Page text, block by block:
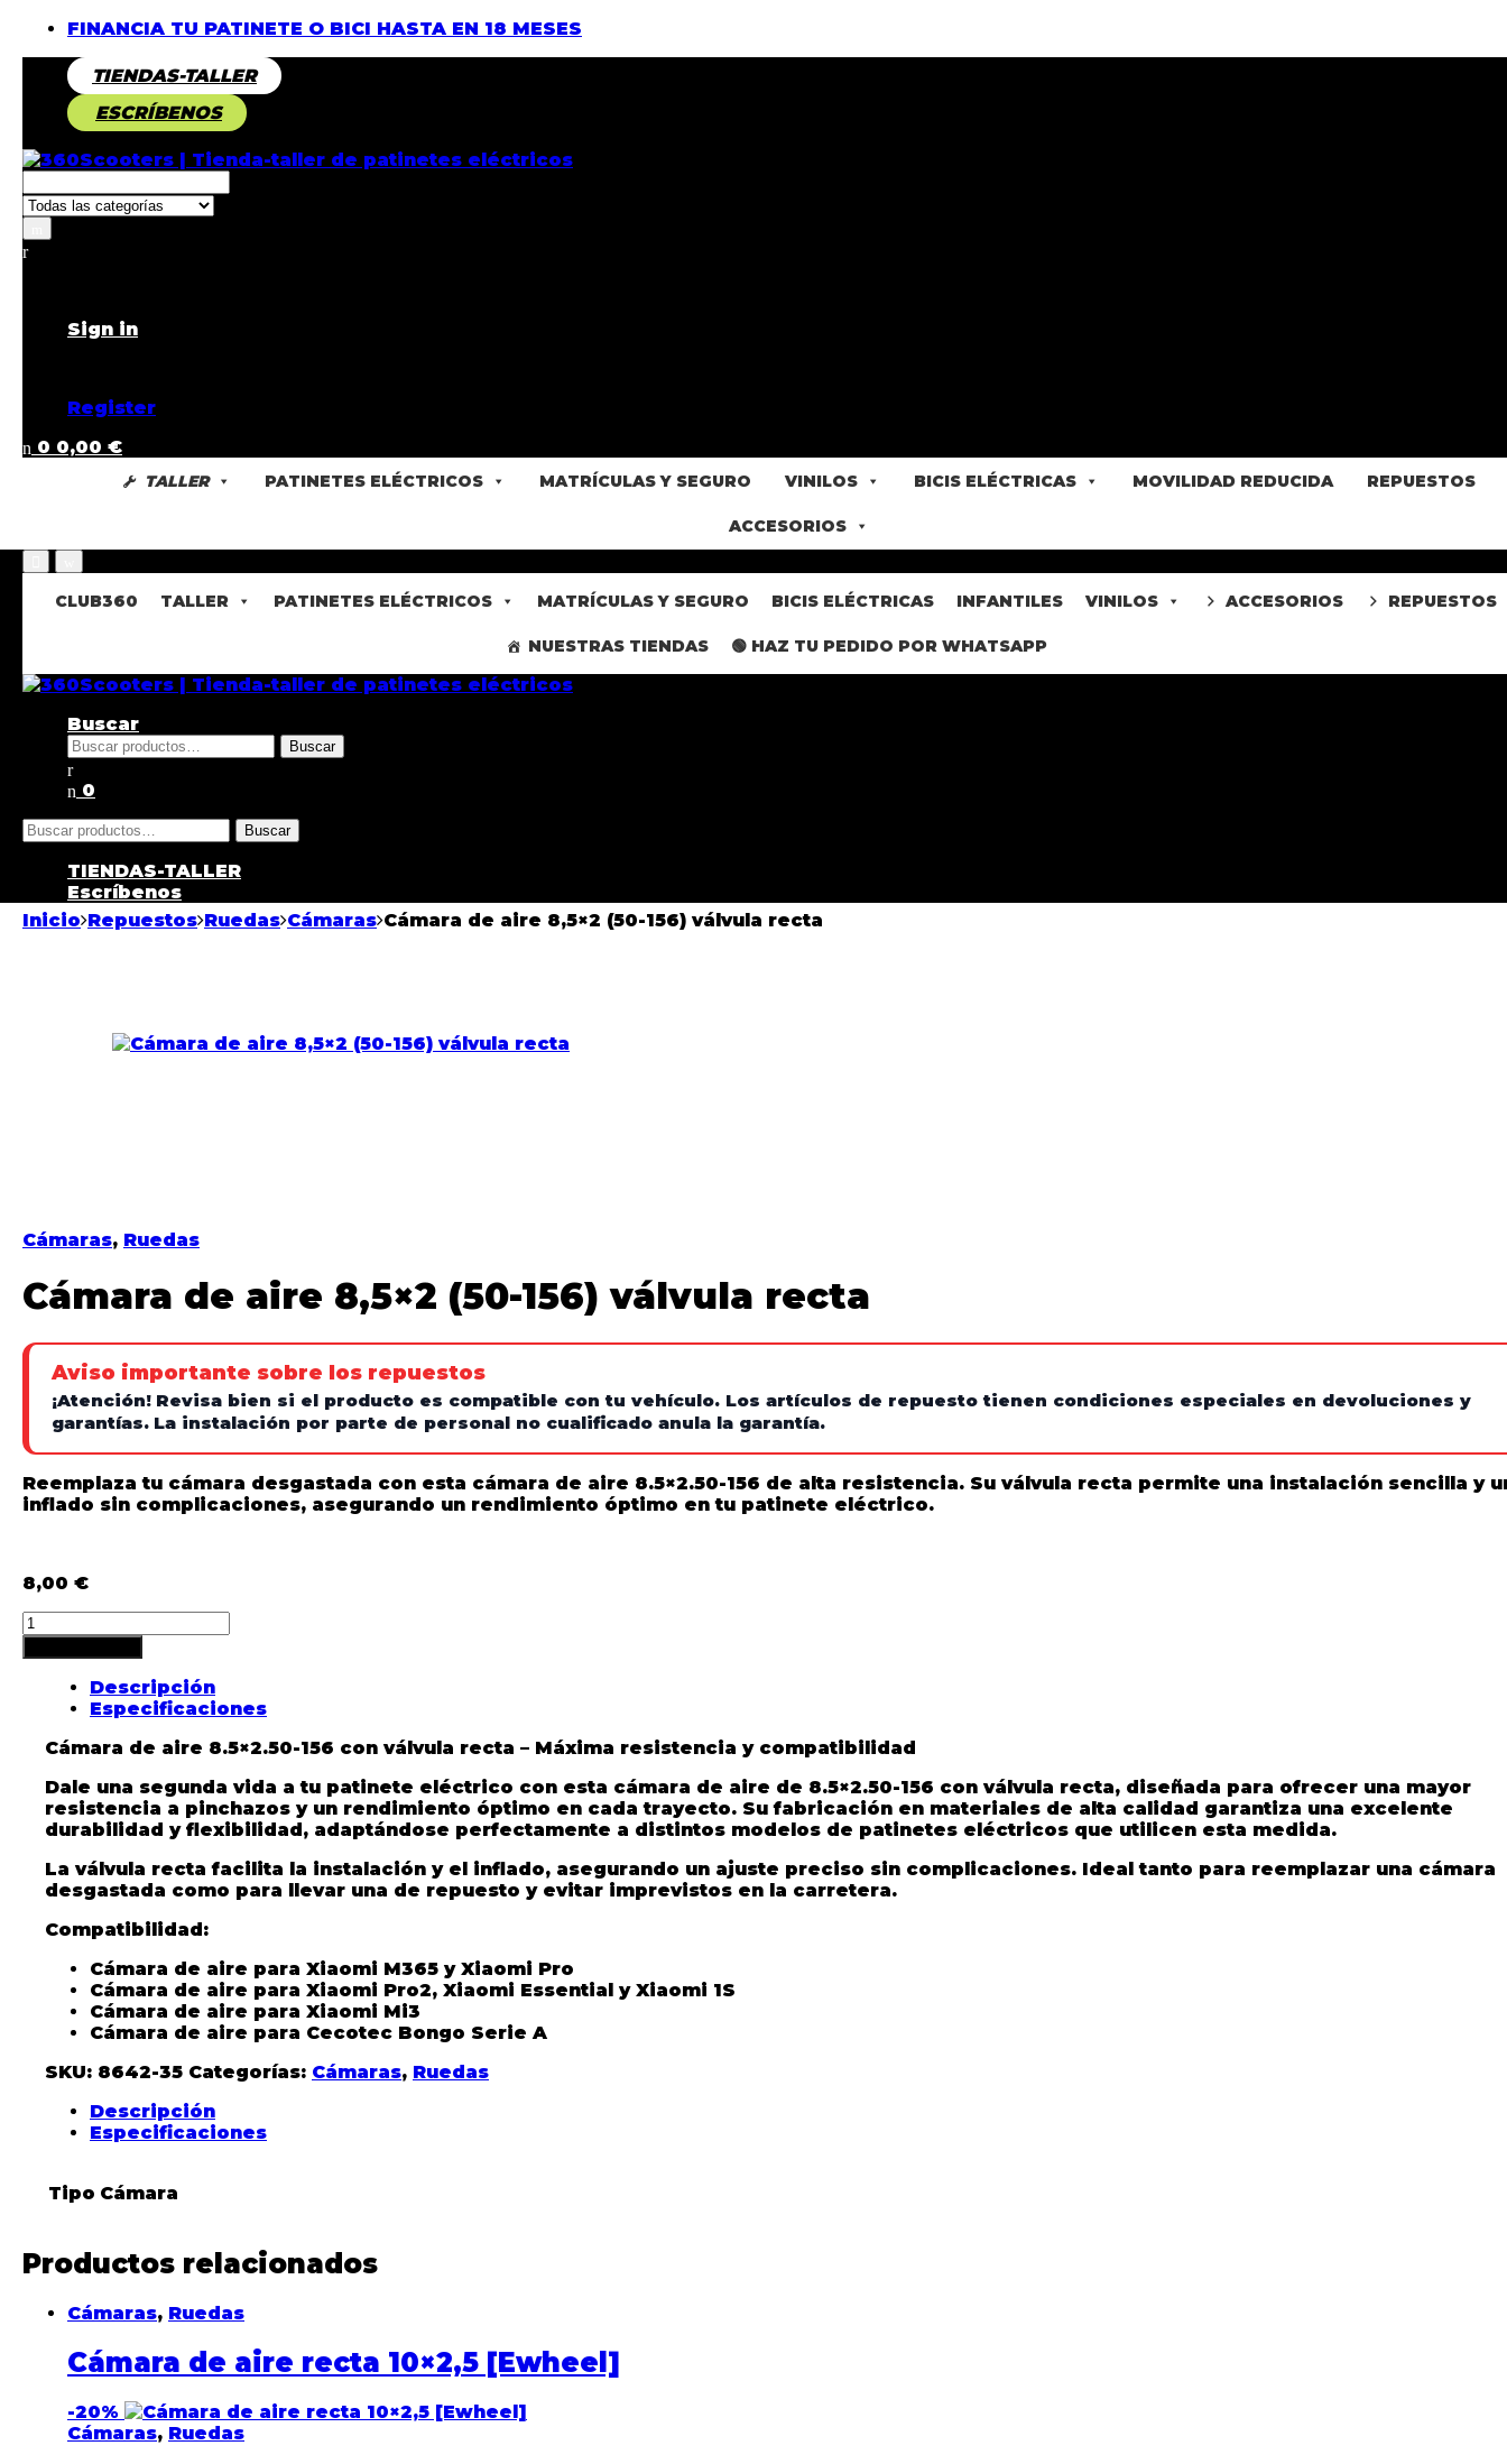
FINANCIA TU PATINETE O BICI HASTA EN 18 MESES
TIENDAS-TALLER
ESCRÍBENOS
por:
Sign in
Register
0 0,00 €
TALLER PATINETES ELÉCTRICOS MATRÍCULAS Y SEGURO VINILOS BICIS ELÉCTRICAS MOVILIDAD REDUCIDA REPUESTOS
ACCESORIOS
CLUB360 TALLER PATINETES ELÉCTRICOS MATRÍCULAS Y SEGURO BICIS ELÉCTRICAS INFANTILES VINILOS ACCESORIOS REPUESTOS
NUESTRAS TIENDAS 🟢 HAZ TU PEDIDO POR WHATSAPP
Buscar
Buscar
por:
Buscar
0
Buscar
por:
Buscar
TIENDAS-TALLER
Escríbenos
Inicio Repuestos Ruedas Cámaras Cámara de aire 8,5×2 (50-156) válvula recta
Cámaras, Ruedas
Cámara de aire 8,5×2 (50-156) válvula recta
Aviso importante sobre los repuestos
¡Atención! Revisa bien si el producto es compatible con tu vehículo. Los artículos de repuesto tienen condiciones especiales en devoluciones y
garantías. La instalación por parte de personal no cualificado anula la garantía.
Reemplaza tu cámara desgastada con esta cámara de aire 8.5×2.50-156 de alta resistencia. Su válvula recta permite una instalación sencilla y
inflado sin complicaciones, asegurando un rendimiento óptimo en tu patinete eléctrico.
8,00 €
Cámara
de
aire
8,5x2
válvula
quantity
Descripción
Especificaciones
Cámara de aire 8.5×2.50-156 con válvula recta – Máxima resistencia y compatibilidad
Dale una segunda vida a tu patinete eléctrico con esta cámara de aire de 8.5×2.50-156 con válvula recta, diseñada para ofrecer una mayor
resistencia a pinchazos y un rendimiento óptimo en cada trayecto. Su fabricación en materiales de alta calidad garantiza una excelente
durabilidad y flexibilidad, adaptándose perfectamente a distintos modelos de patinetes eléctricos que utilicen esta medida.
La válvula recta facilita la instalación y el inflado, asegurando un ajuste preciso sin complicaciones. Ideal tanto para reemplazar una cámara
desgastada como para llevar una de repuesto y evitar imprevistos en la carretera.
Compatibilidad:
Cámara de aire para Xiaomi M365 y Xiaomi Pro
Cámara de aire para Xiaomi Pro2, Xiaomi Essential y Xiaomi 1S
Cámara de aire para Xiaomi Mi3
Cámara de aire para Cecotec Bongo Serie A
SKU: 8642-35 Categorías: Cámaras, Ruedas
Descripción
Especificaciones
Tipo Cámara
Productos relacionados
Cámaras, Ruedas
Cámara de aire recta 10×2,5 [Ewheel]
-20%
Cámaras, Ruedas